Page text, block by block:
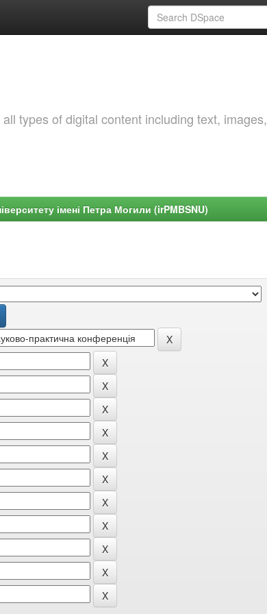
types of digital content including text, images,
імені Петра Могили (irPMBSNU)